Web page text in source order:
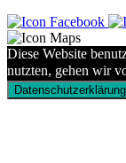
Diese Website
nutzten, gehen wir
Datenschutzerklärung